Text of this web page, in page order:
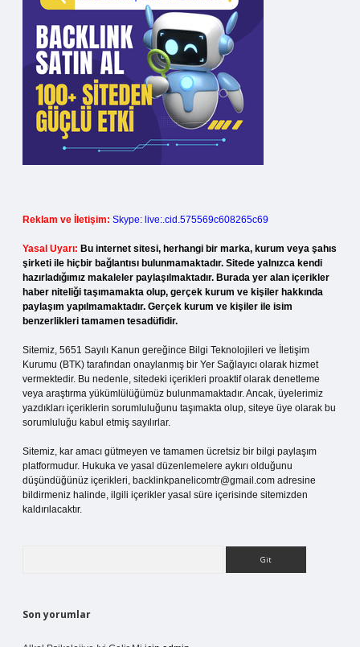
Reklam ve İletişim: Skype: live:.cid.575569c608265c69
Yasal Uyarı: Bu internet sitesi, herhangi bir marka, kurum veya şahıs
şirketi ile hiçbir bağlantısı bulunmamaktadır. Sitede yalnızca kendi
hazırladığımız makaleler paylaşılmaktadır. Burada yer alan içerikler
haber niteliği taşımamakta olup, gerçek kurum ve kişiler hakkında
paylaşım yapılmamaktadır. Gerçek kurum ve kişiler ile isim
benzerlikleri tamamen tesadüfidir.
Sitemiz, 5651 Sayılı Kanun gereğince Bilgi Teknolojileri ve İletişim
Kurumu (BTK) tarafından onaylanmış bir Yer Sağlayıcı olarak hizmet
vermektedir. Bu nedenle, sitedeki içerikleri proaktif olarak denetleme
veya araştırma yükümlülüğümüz bulunmamaktadır. Ancak, üyelerimiz
yazdıkları içeriklerin sorumluluğunu taşımakta olup, siteye üye olarak bu
sorumluluğu kabul etmiş sayılırlar.
Sitemiz, kar amacı gütmeyen ve tamamen ücretsiz bir bilgi paylaşım
platformudur. Hukuka ve yasal düzenlemelere aykırı olduğunu
düşündüğünüz içerikleri, backlinkpanelicomtr@gmail.com adresine
bildirmeniz halinde, ilgili içerikler yasal süre içerisinde sitemizden
kaldırılacaktır.
Son yorumlar